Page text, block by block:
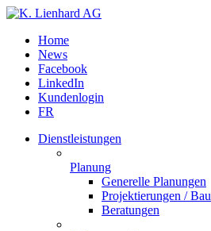
Home
News
Facebook
LinkedIn
Kundenlogin
FR
Dienstleistungen
Planung
Generelle Planungen
Projektierungen / Bau
Beratungen